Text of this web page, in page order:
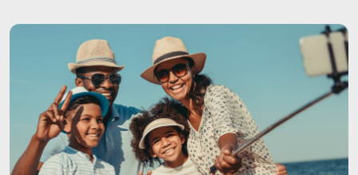
O que é e como funciona o seguro para alta renda? Entenda